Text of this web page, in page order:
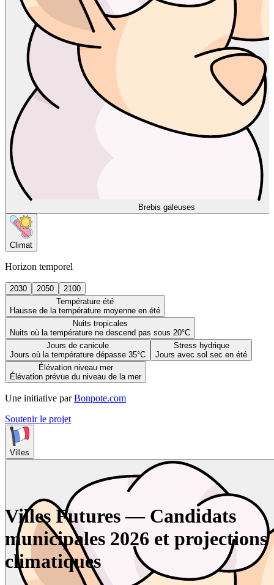
Brebis galeuses
Climat
Horizon temporel
2030 2050
2100
Température été
Hausse de la température moyenne en été
Nuits tropicales
Nuits où la température ne descend pas sous 20°C
Jours de canicule
Jours où la température dépasse 35°C
Stress hydrique
Jours avec sol sec en été
Élévation niveau mer
Élévation prévue du niveau de la mer
Une initiative par Bonpote.com
Soutenir le projet
Villes
Villes Futures — Candidats
municipales 2026 et projections
climatiques